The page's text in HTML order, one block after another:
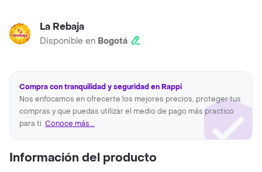
La Rebaja
Disponible en Bogotá
Compra con tranquilidad y seguridad en Rappi
Nos enfocamos en ofrecerte los mejores precios, proteger tus
compras y que puedas utilizar el medio de pago más practico
para ti. Conoce más...
Información del producto